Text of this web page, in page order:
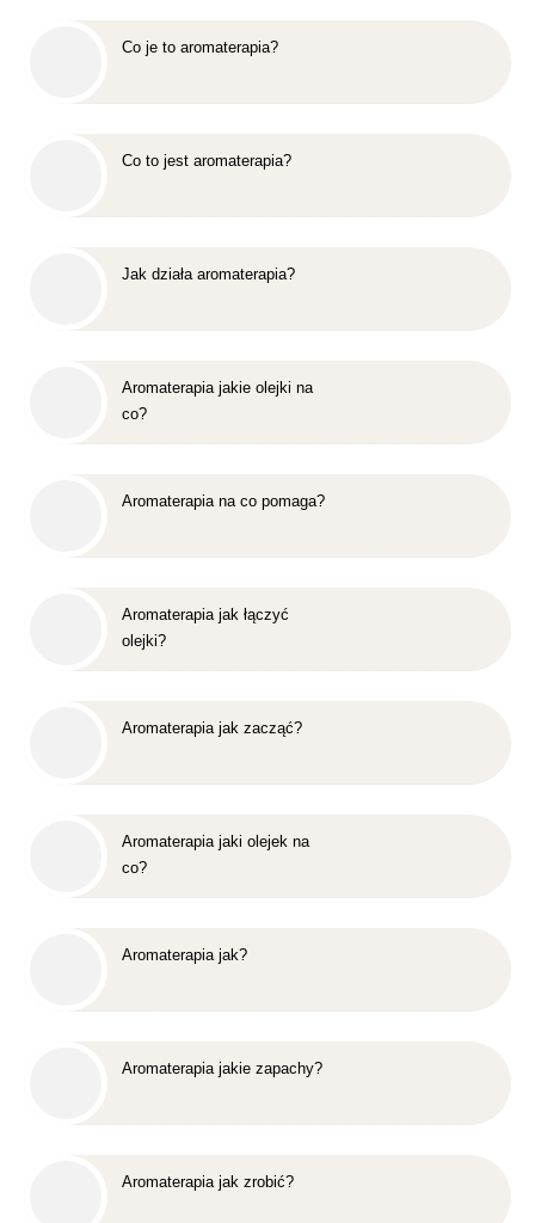
Co je to aromaterapia?
Co to jest aromaterapia?
Jak działa aromaterapia?
Aromaterapia jakie olejki na
co?
Aromaterapia na co pomaga?
Aromaterapia jak łączyć
olejki?
Aromaterapia jak zacząć?
Aromaterapia jaki olejek na
co?
Aromaterapia jak?
Aromaterapia jakie zapachy?
Aromaterapia jak zrobić?